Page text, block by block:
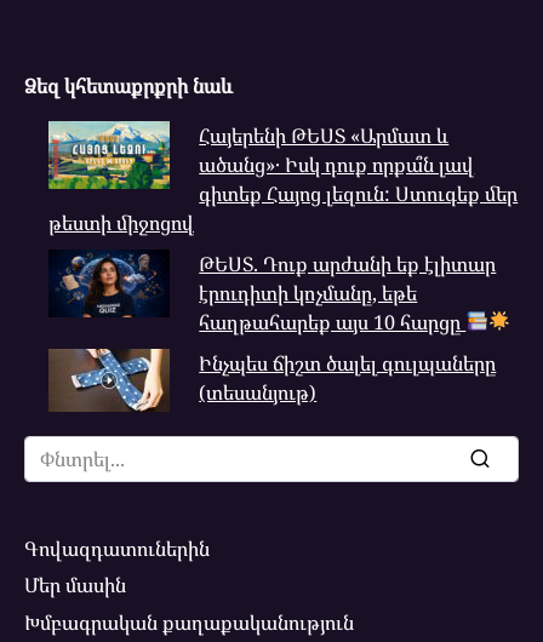
Ձեզ կհետաքրքրի նաև
Հայերենի ԹԵՍՏ «Արմատ և
ածանց»․ Իսկ դուք որքա՞ն լավ
գիտեք Հայոց լեզուն: Ստուգեք մեր
թեստի միջոցով
ԹԵՍՏ. Դուք արժանի եք էլիտար
էրուդիտի կոչմանը, եթե
հաղթահարեք այս 10 հարցը
Ինչպես ճիշտ ծալել գուլպաները
(տեսանյութ)
Search
for:
Գովազդատուներին
Մեր մասին
Խմբագրական քաղաքականություն